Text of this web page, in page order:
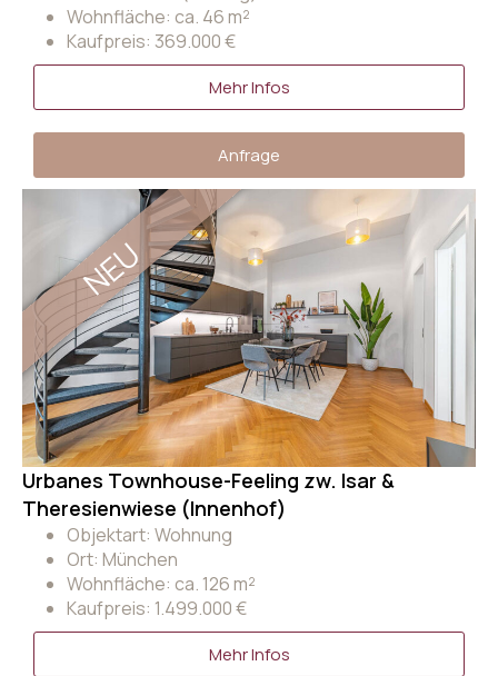
Wohnfläche: ca. 46 m²
Kaufpreis: 369.000 €
Mehr Infos
Anfrage
Urbanes Townhouse-Feeling zw. Isar &
Theresienwiese (Innenhof)
NEU
Objektart: Wohnung
Ort: München
Wohnfläche: ca. 126 m²
Kaufpreis: 1.499.000 €
Mehr Infos